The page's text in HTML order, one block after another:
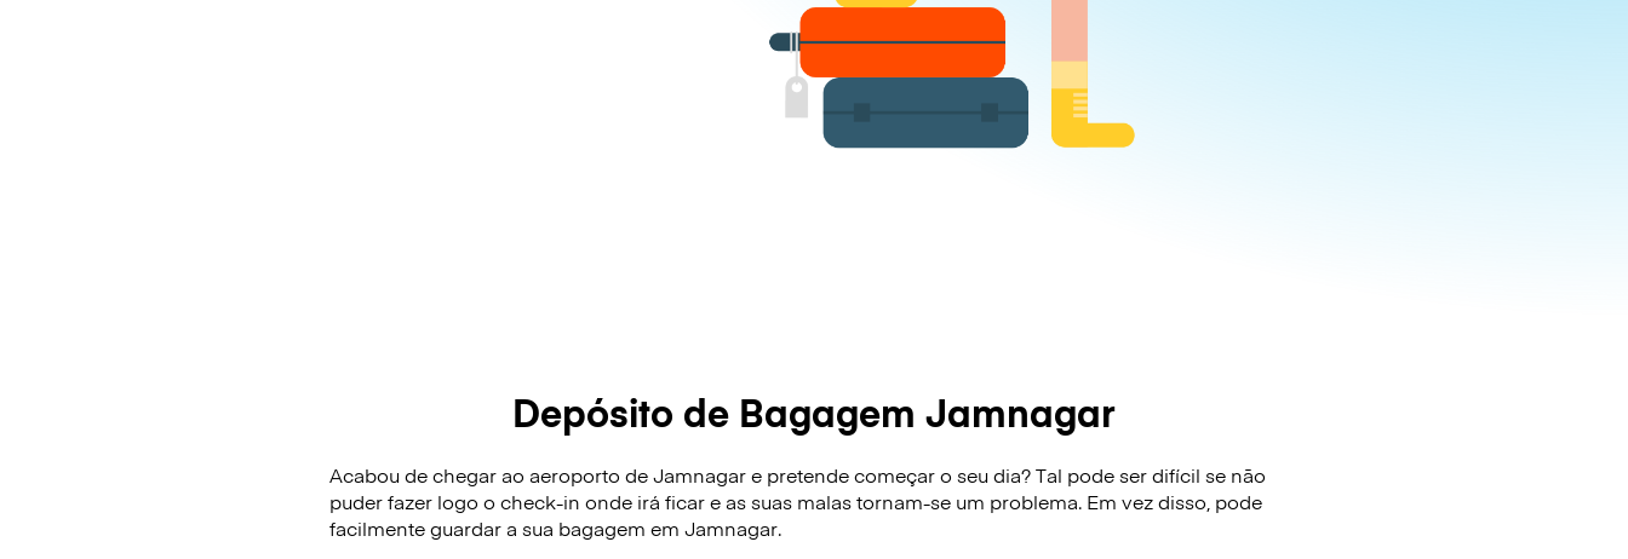
Depósito de Bagagem Jamnagar
Acabou de chegar ao aeroporto de Jamnagar e pretende começar o seu dia? Tal pode ser difícil se não
puder fazer logo o check-in onde irá ficar e as suas malas tornam-se um problema. Em vez disso, pode
facilmente guardar a sua bagagem em Jamnagar.